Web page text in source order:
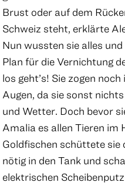
Brust oder auf dem
Schweiz steht, erklärte
Nun wussten sie alles
Plan für die Vernichtung
los geht’s! Sie zogen
Augen, da sie sonst
und Wetter. Doch bevor
Amalia es allen Tieren im
Goldfischen schüttete sie
nötig in den Tank und
elektrischen